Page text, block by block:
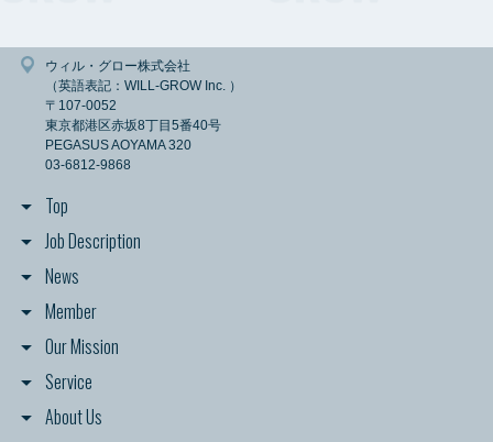
定めることを原則とし、一定の保存期間を経過した後または利用の目的を達
成した後は、すみやかに消去します。
ただし、法令の規定に基づき、保存しなければならないとき、利用者御本人
の同意があるときまたは当該個人情報を消去しないことについて正当な理由
があるときは、保存期間経過後又は利用目的達成後においても当該個人情報
を消去しないことがあります。
弊社では、利用者各位より提供／登録いただいた個人情報を、第三者に対し
ただし、当該利用者が希望されるサービスを提供するために、情報の開示や
共有が必要と認められる場合、情報の開示をすることがあります。
また、法令に基づく等の正当な理由がある場合は、この限りではありませ
ん。
【個人情報の取得】
加申込みや弊社への社員募集の応募をされる際に、弊社サイト経由で氏名、
絡先に関する情報と社員募集に応募していただいた方の経歴に関する情報・
ウィル・グロー株式会社
（英語表記：WILL-GROW Inc. ）
〒107-0052
東京都港区赤坂8丁目5番40号
PEGASUS AOYAMA 320
03-6812-9868
Top
Job Description
News
Member
Our Mission
Service
About Us